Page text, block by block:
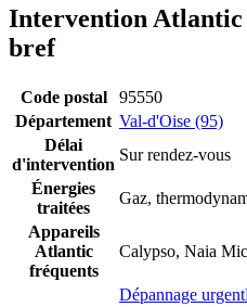
Intervention Atlantic
bref
Code postal
95550
Département Val-d'Oise (95)
Délai
d'intervention
Sur rendez-vous
Énergies
traitées
Gaz,
Appareils
Atlantic
fréquents
Calypso, Naia
Dépannage urgent